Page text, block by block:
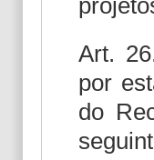
Art.
por
do